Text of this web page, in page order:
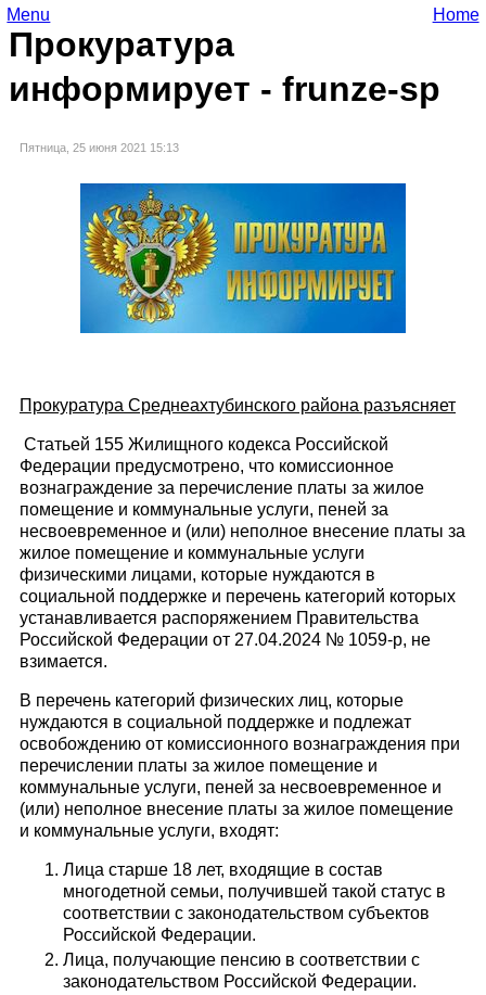
Прокуратура
информирует - frunze-sp
Menu Home
Пятница, 25 июня 2021 15:13
Прокуратура Среднеахтубинского района разъясняет
Статьей 155 Жилищного кодекса Российской
Федерации предусмотрено, что комиссионное
вознаграждение за перечисление платы за жилое
помещение и коммунальные услуги, пеней за
несвоевременное и (или) неполное внесение платы за
жилое помещение и коммунальные услуги
физическими лицами, которые нуждаются в
социальной поддержке и перечень категорий которых
устанавливается распоряжением Правительства
Российской Федерации от 27.04.2024 № 1059-р, не
взимается.
В перечень категорий физических лиц, которые
нуждаются в социальной поддержке и подлежат
освобождению от комиссионного вознаграждения при
перечислении платы за жилое помещение и
коммунальные услуги, пеней за несвоевременное и
(или) неполное внесение платы за жилое помещение
и коммунальные услуги, входят:
Лица старше 18 лет, входящие в состав
многодетной семьи, получившей такой статус в
соответствии с законодательством субъектов
Российской Федерации.
Лица, получающие пенсию в соответствии с
законодательством Российской Федерации.